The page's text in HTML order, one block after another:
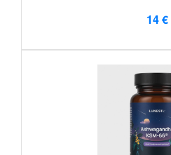
14 €